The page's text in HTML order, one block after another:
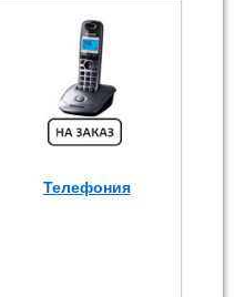
Телефония